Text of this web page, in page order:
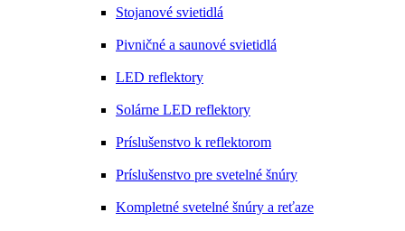
Stojanové svietidlá
Pivničné a saunové svietidlá
LED reflektory
Solárne LED reflektory
Príslušenstvo k reflektorom
Príslušenstvo pre svetelné šnúry
Kompletné svetelné šnúry a reťaze